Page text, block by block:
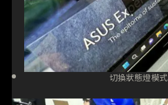
切換狀態燈模式